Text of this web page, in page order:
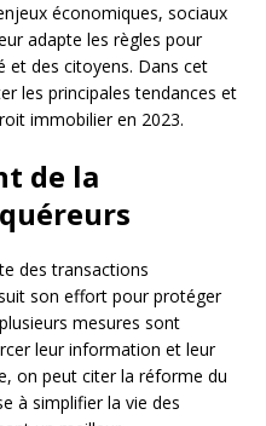
économiques, sociaux
adapte les règles pour
et des citoyens. Dans cet
les principales tendances et
immobilier en 2023.
de la
des transactions
son effort pour protéger
mesures sont
leur information et leur
on peut citer la réforme du
à simplifier la vie des